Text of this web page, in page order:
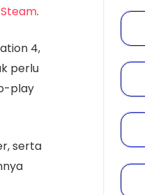
Steam.
4,
perlu
play
serta